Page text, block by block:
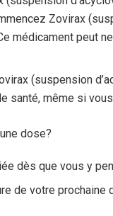
Zovirax
médicament peut
(suspension
santé, même si
dose?
dès que vous y
de votre